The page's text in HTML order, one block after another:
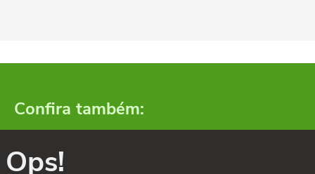
Confira também:
Ops!